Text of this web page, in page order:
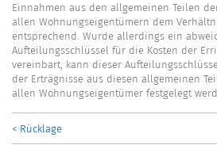
Einnahmen aus den allgemeinen Teilen
allen Wohnungseigentümern dem
entsprechend. Wurde allerdings ein
Aufteilungsschlüssel für die Kosten der
vereinbart, kann dieser
der Erträgnisse aus diesen allgemeinen
allen Wohnungseigentümer festgelegt
< Rücklage